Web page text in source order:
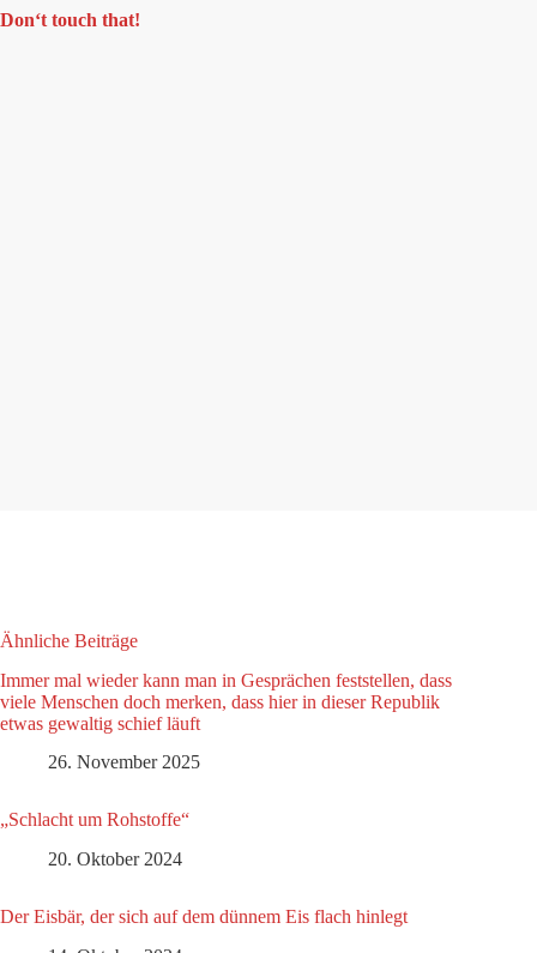
Don‘t touch that!
Ähnliche Beiträge
Immer mal wieder kann man in Gesprächen feststellen, dass
viele Menschen doch merken, dass hier in dieser Republik
etwas gewaltig schief läuft
26. November 2025
„Schlacht um Rohstoffe“
20. Oktober 2024
Der Eisbär, der sich auf dem dünnem Eis flach hinlegt